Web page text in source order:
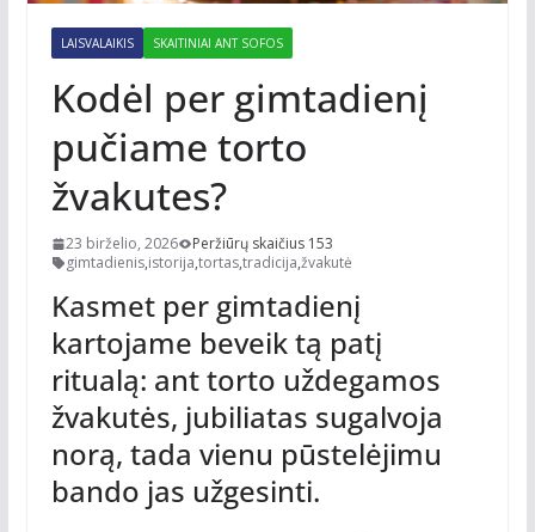
LAISVALAIKIS SKAITINIAI ANT SOFOS
Kodėl per gimtadienį
pučiame torto
žvakutes?
23 birželio, 2026
Peržiūrų skaičius 153
gimtadienis,istorija,tortas,tradicija,žvakutė
Kasmet per gimtadienį
kartojame beveik tą patį
ritualą: ant torto uždegamos
žvakutės, jubiliatas sugalvoja
norą, tada vienu pūstelėjimu
bando jas užgesinti.